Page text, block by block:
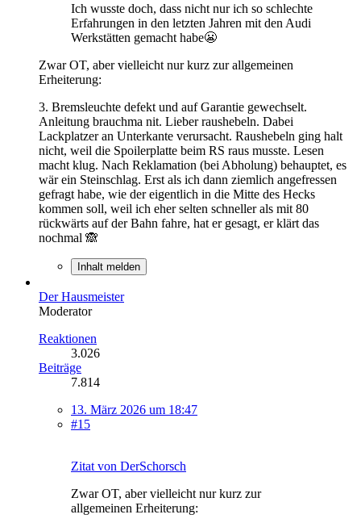
Ich wusste doch, dass nicht nur ich so schlechte
Erfahrungen in den letzten Jahren mit den Audi
Werkstätten gemacht habe😬
Zwar OT, aber vielleicht nur kurz zur allgemeinen
Erheiterung:
3. Bremsleuchte defekt und auf Garantie gewechselt.
Anleitung brauchma nit. Lieber raushebeln. Dabei
Lackplatzer an Unterkante verursacht. Raushebeln ging halt
nicht, weil die Spoilerplatte beim RS raus musste. Lesen
macht klug. Nach Reklamation (bei Abholung) behauptet, es
wär ein Steinschlag. Erst als ich dann ziemlich angefressen
gefragt habe, wie der eigentlich in die Mitte des Hecks
kommen soll, weil ich eher selten schneller als mit 80
rückwärts auf der Bahn fahre, hat er gesagt, er klärt das
nochmal 🙈
Inhalt melden
Der Hausmeister
Moderator
Reaktionen
3.026
Beiträge
7.814
13. März 2026 um 18:47
#15
Zitat von DerSchorsch
Zwar OT, aber vielleicht nur kurz zur
allgemeinen Erheiterung: